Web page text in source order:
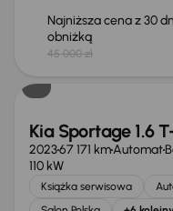
Najniższa cena z 30
obniżką
45 000 zł
Taniej o 1 000 zł
Kia Sportage 1.6
202367 171 kmAutomat
110 kW
Książka serwisowa